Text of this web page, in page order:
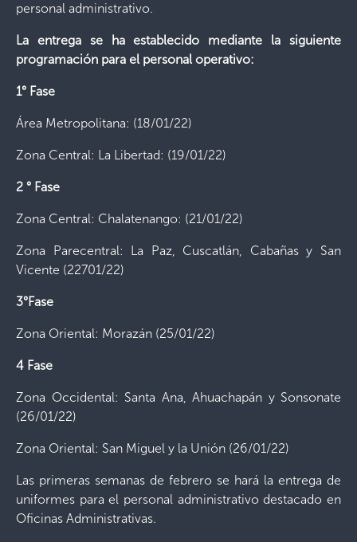
personal administrativo.
La entrega se ha establecido mediante la siguiente
programación para el personal operativo:
1° Fase
Área Metropolitana: (18/01/22)
Zona Central: La Libertad: (19/01/22)
2 ° Fase
Zona Central: Chalatenango: (21/01/22)
Zona Parecentral: La Paz, Cuscatlán, Cabañas y San
Vicente (22701/22)
3°Fase
Zona Oriental: Morazán (25/01/22)
4 Fase
Zona Occidental: Santa Ana, Ahuachapán y Sonsonate
(26/01/22)
Zona Oriental: San Miguel y la Unión (26/01/22)
Las primeras semanas de febrero se hará la entrega de
uniformes para el personal administrativo destacado en
Oficinas Administrativas.